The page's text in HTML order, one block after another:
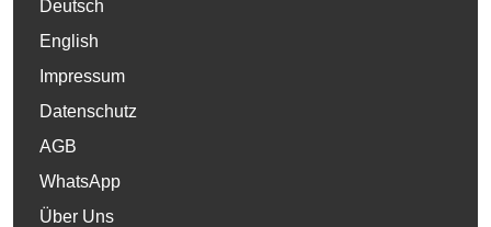
Deutsch
English
Impressum
Datenschutz
AGB
WhatsApp
Über Uns